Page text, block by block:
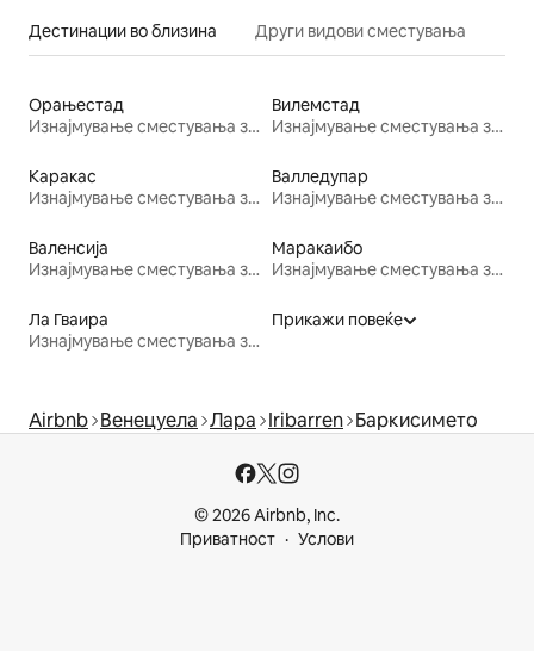
Дестинации во близина Други видови сместувања
Орањестад
Изнајмување сместувања за одмор
Вилемстад
Изнајмување сместувања за одмор
Каракас
Изнајмување сместувања за одмор
Валледупар
Изнајмување сместувања за одмор
Валенсија
Изнајмување сместувања за одмор
Маракаибо
Изнајмување сместувања за одмор
Ла Гваира
Изнајмување сместувања за одмор
Прикажи повеќе
Airbnb Венецуела Лара Iribarren Баркисимето
© 2026 Airbnb, Inc.
Приватност
Услови